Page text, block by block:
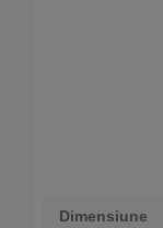
Dimensiune